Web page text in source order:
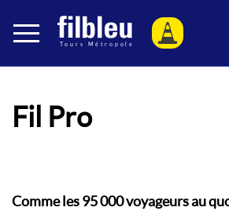
Fil Pro
Comme les 95 000 voyageurs au